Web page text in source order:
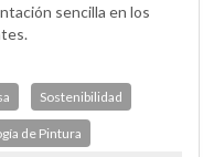
sencilla en los
Sostenibilidad
de Pintura